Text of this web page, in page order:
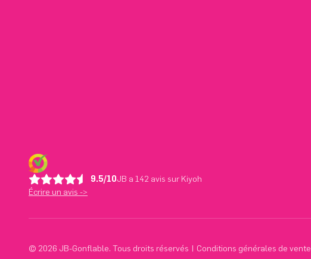
9.5/10JB a 142 avis sur Kiyoh
Écrire un avis ->
© 2026 JB-Gonflable. Tous droits réservés | Conditions générales de vente